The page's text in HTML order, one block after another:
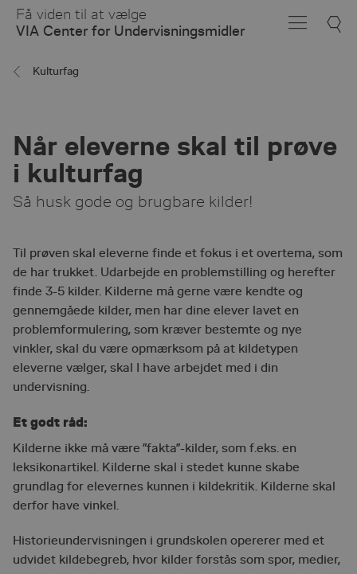
Skip
Main
Få viden til at vælge
VIA Center for Undervisningsmidler
Kulturfag
Når eleverne skal til prøve
i kulturfag
Så husk gode og brugbare kilder!
Til prøven skal eleverne finde et fokus i et overtema, som
de har trukket. Udarbejde en problemstilling og herefter
finde 3-5 kilder. Kilderne må gerne være kendte og
gennemgåede kilder, men har dine elever lavet en
problemformulering, som kræver bestemte og nye
vinkler, skal du være opmærksom på at kildetypen
eleverne vælger, skal I have arbejdet med i din
undervisning.
Et godt råd:
Kilderne ikke må være ”fakta”-kilder, som f.eks. en
leksikonartikel. Kilderne skal i stedet kunne skabe
grundlag for elevernes kunnen i kildekritik. Kilderne skal
derfor have vinkel.
Historieundervisningen i grundskolen opererer med et
udvidet kildebegreb, hvor kilder forstås som spor, medier,